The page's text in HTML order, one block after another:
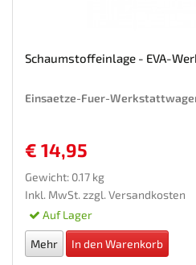
Schaumstoffeinlage - EVA-
Einsaetze-Fuer-
€ 14,95
Gewicht: 0.17 kg
Inkl. MwSt. zzgl. Versandkosten
Auf Lager
Mehr In den Warenkorb